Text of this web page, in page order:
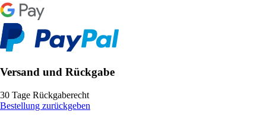
Versand und Rückgabe
30 Tage Rückgaberecht
Bestellung zurückgeben